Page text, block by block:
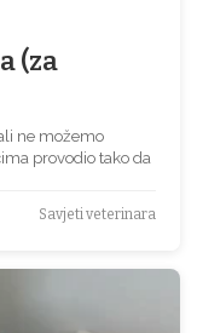
(za
ne možemo
provodio tako da
Savjeti veterinara